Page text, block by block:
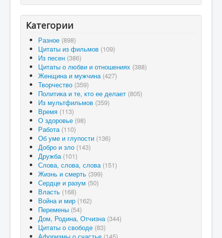
Категории
Разное (898)
Цитаты из фильмов (109)
Из песен (386)
Цитаты о любви и отношениях (388)
Женщина и мужчина (427)
Творчество (359)
Политика и те, кто ее делает (805)
Из мультфильмов (359)
Время (113)
О здоровье (98)
Работа (110)
Об уме и глупости (136)
Добро и зло (143)
Дружба (101)
Слова, слова, слова (151)
Жизнь и смерть (399)
Сердце и разум (50)
Власть (168)
Война и мир (162)
Перемены (54)
Дом, Родина, Отчизна (344)
Цитаты о свободе (83)